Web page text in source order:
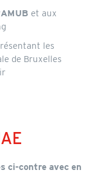
et aux
les
de Bruxelles
ci-contre avec en